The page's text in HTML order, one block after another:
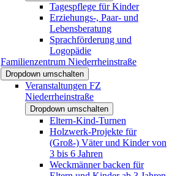
Tagespflege für Kinder
Erziehungs-, Paar- und
Lebensberatung
Sprachförderung und
Logopädie
Familienzentrum Niederrheinstraße
Dropdown umschalten
Veranstaltungen FZ
Niederrheinstraße
Dropdown umschalten
Eltern-Kind-Turnen
Holzwerk-Projekte für
(Groß-) Väter und Kinder von
3 bis 6 Jahren
Weckmänner backen für